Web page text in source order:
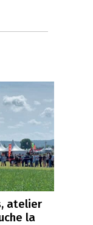
atelier
la